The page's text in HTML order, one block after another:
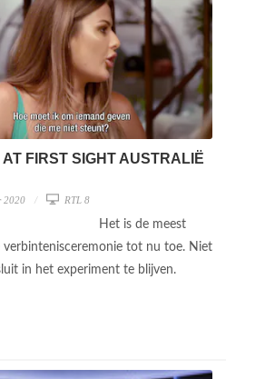
AT FIRST SIGHT AUSTRALIË
2020 RTL 8
Het is de meest
verbintenisceremonie tot nu toe. Niet
in het experiment te blijven.